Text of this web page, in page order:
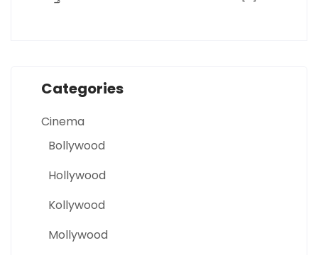
Categories
Cinema
Bollywood
Hollywood
Kollywood
Mollywood